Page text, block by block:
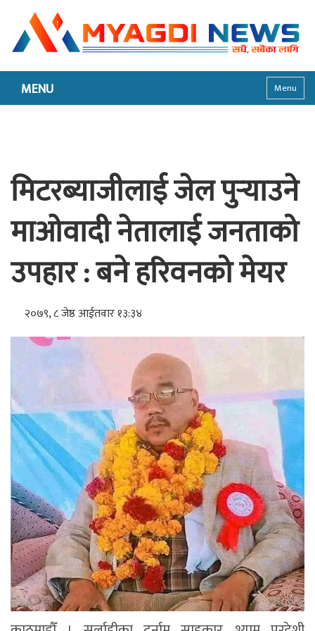
MENU Menu
मिटरब्याजीलाई जेल पुर्‍याउने
माओवादी नेतालाई जनताको
उपहार : बने हरिवनको मेयर
२०७९, ८ जेष्ठ आईतवार १३:३४